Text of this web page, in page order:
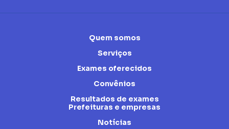
Quem somos
Serviços
Exames oferecidos
Convênios
Resultados de exames
Prefeituras e empresas
Notícias